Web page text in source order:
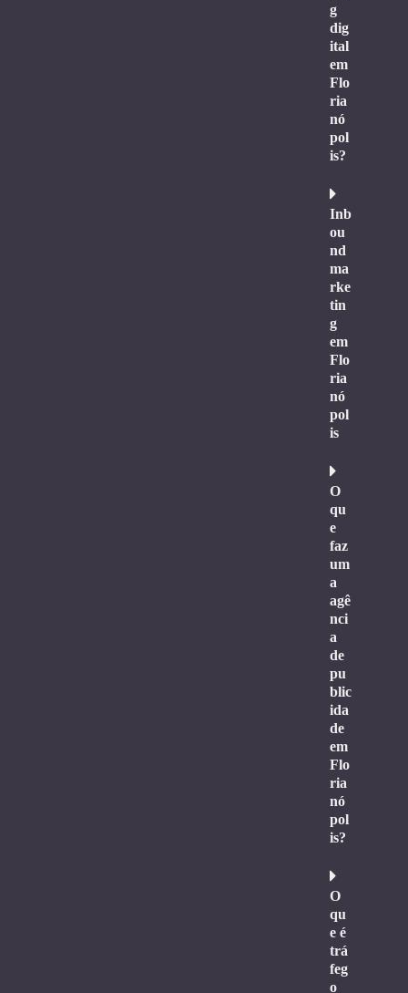
g
dig
ital
em
Flo
ria
nó
pol
is?
Inb
ou
nd
ma
rke
tin
g
em
Flo
ria
nó
pol
is
O
qu
e
faz
um
a
agê
nci
a
de
pu
blic
ida
de
em
Flo
ria
nó
pol
is?
O
qu
e é
trá
feg
o